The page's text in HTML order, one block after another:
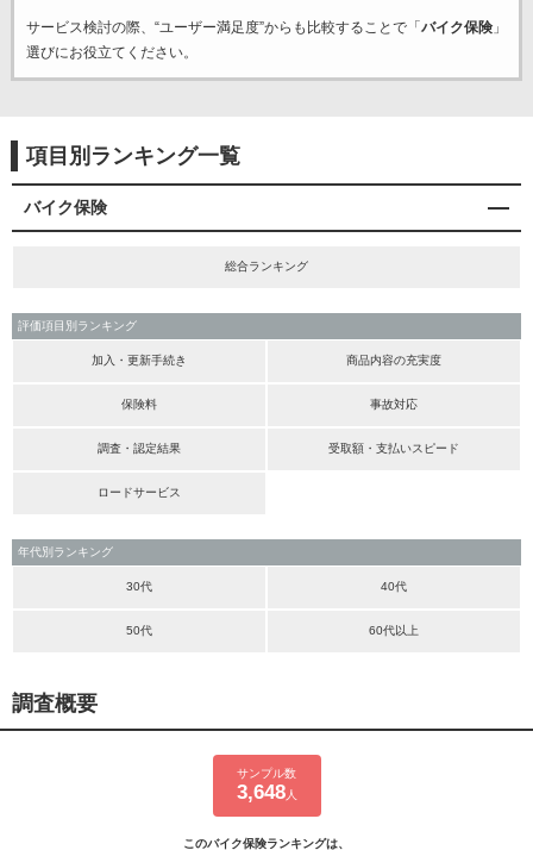
サービス検討の際、“ユーザー満足度”からも比較することで「 バイク保険」
選びにお役立てください。
項目別ランキング一覧
バイク保険
総合ランキング
評価項目別ランキング
加入・更新手続き 商品内容の充実度
保険料 事故対応
調査・認定結果 受取額・支払いスピード
ロードサービス
年代別ランキング
30代 40代
50代 60代以上
調査概要
サンプル数
3,648人
このバイク保険ランキングは、